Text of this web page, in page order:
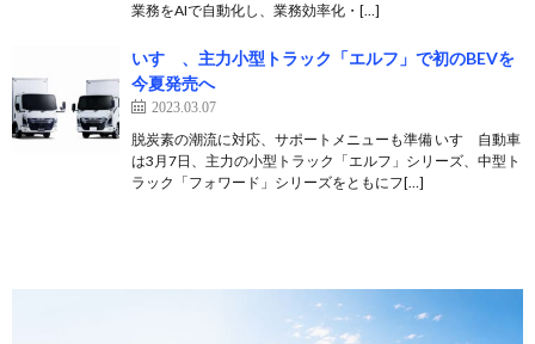
業務をAIで自動化し、業務効率化・[…]
いすゞ、主力小型トラック「エルフ」で初のBEVを
今夏発売へ
2023.03.07
脱炭素の潮流に対応、サポートメニューも準備 いすゞ自動車
は3月7日、主力の小型トラック「エルフ」シリーズ、中型ト
ラック「フォワード」シリーズをともにフ[…]